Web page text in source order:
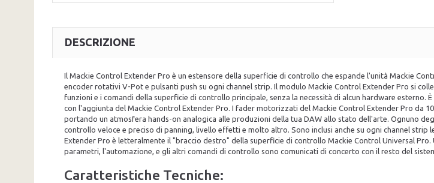
DESCRIZIONE
Il Mackie Control Extender Pro è un estensore della superficie di controllo che espande l'unità Mackie
encoder rotativi V-Pot e pulsanti push su ogni channel strip. Il modulo Mackie Control Extender Pro si
funzioni e i comandi della superficie di controllo principale, senza la necessità di alcun hardware esterno.
con l'aggiunta del Mackie Control Extender Pro. I fader motorizzati del Mackie Control Extender Pro da
portando un atmosfera hands-on analogica alle produzioni della tua DAW allo stato dell'arte. Ognuno
controllo veloce e preciso di panning, livello effetti e molto altro. Sono inclusi anche su ogni channel strip
Extender Pro è letteralmente il "braccio destro" della superficie di controllo Mackie Control Universal
parametri, l'automazione, e gli altri comandi di controllo sono comunicati di concerto con il resto del
Caratteristiche Tecniche: